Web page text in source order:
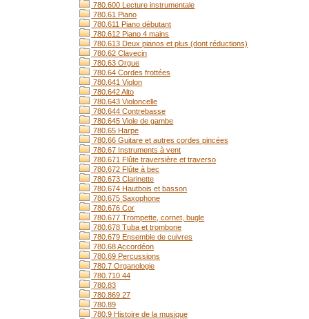
780.600 Lecture instrumentale
780.61 Piano
780.611 Piano débutant
780.612 Piano 4 mains
780.613 Deux pianos et plus (dont réductions)
780.62 Clavecin
780.63 Orgue
780.64 Cordes frottées
780.641 Violon
780.642 Alto
780.643 Violoncelle
780.644 Contrebasse
780.645 Viole de gambe
780.65 Harpe
780.66 Guitare et autres cordes pincées
780.67 Instruments à vent
780.671 Flûte traversière et traverso
780.672 Flûte à bec
780.673 Clarinette
780.674 Hautbois et basson
780.675 Saxophone
780.676 Cor
780.677 Trompette, cornet, bugle
780.678 Tuba et trombone
780.679 Ensemble de cuivres
780.68 Accordéon
780.69 Percussions
780.7 Organologie
780.710 44
780.83
780.869 27
780.89
780.9 Histoire de la musique